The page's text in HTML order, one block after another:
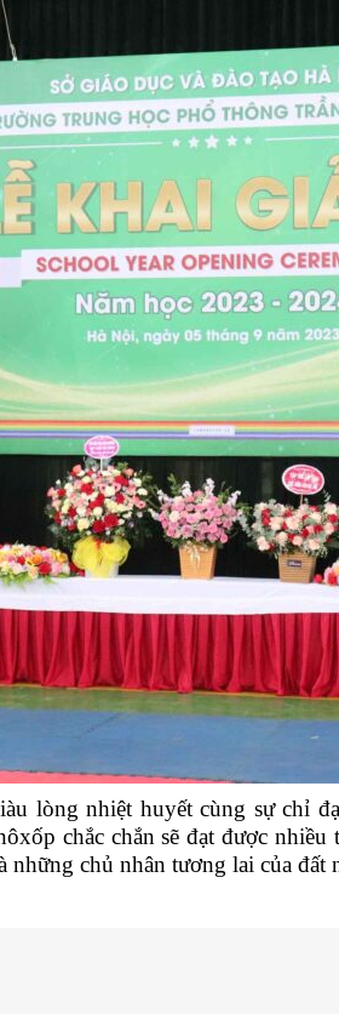
lòng nhiệt huyết cùng sự chỉ
chắc chắn sẽ đạt được
chủ nhân tương lai của đất